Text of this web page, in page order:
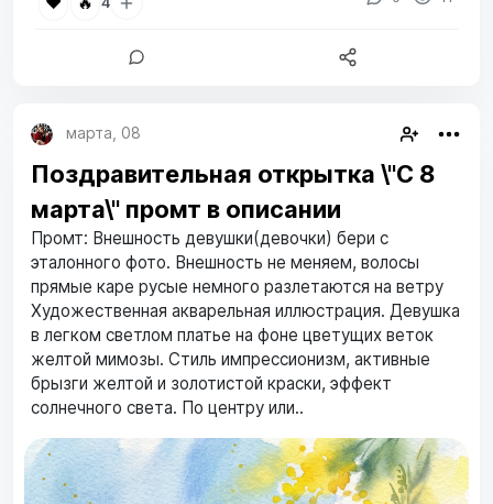
марта, 08
Поздравительная открытка \"С 8
марта\" промт в описании
Промт: Внешность девушки(девочки) бери с
эталонного фото. Внешность не меняем, волосы
прямые каре русые немного разлетаются на ветру
Художественная акварельная иллюстрация. Девушка
в легком светлом платье на фоне цветущих веток
желтой мимозы. Стиль импрессионизм, активные
брызги желтой и золотистой краски, эффект
солнечного света. По центру или..